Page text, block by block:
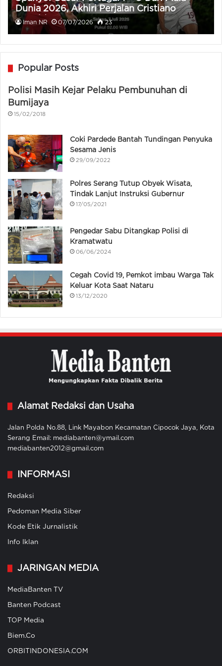
Dunia 2026, Akhiri Perjalan Cristiano
Ronaldo
Iman NR 07/07/2026 23
Popular Posts
Polisi Masih Kejar Pelaku Pembunuhan di
Bumijaya
15/02/2018
Coki Pardede Bantah Tundingan Penyuka
Sesama Jenis
29/09/2022
Polres Serang Tutup Obyek Wisata,
Tindak Lanjut Instruksi Gubernur
17/05/2021
Pengedar Sabu Ditangkap Polisi di
Kramatwatu
06/06/2024
Cegah Covid 19, Pemkot imbau Warga Tak
Keluar Kota Saat Nataru
13/12/2020
Alamat Redaksi dan Usaha
Jalan Polda No.88, Link Mayabon Kecamatan Cipocok Jaya, Kota
Serang Email: mediabanten@ymail.com
mediabanten2012@gmail.com
INFORMASI
Redaksi
Pedoman Media Siber
Kode Etik Jurnalistik
Info Iklan
JARINGAN MEDIA
MediaBanten TV
Banten Podcast
TOP Media
Biem.Co
ORBITINDONESIA.COM